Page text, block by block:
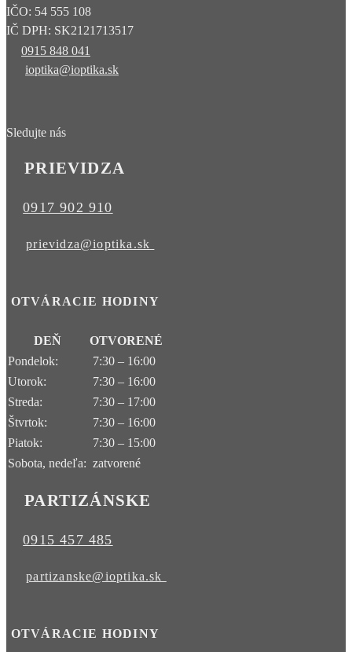
IČO: 54 555 108
IČ DPH: SK2121713517
0915 848 041
ioptika@ioptika.sk
Sledujte nás
PRIEVIDZA
0917 902 910
prievidza@ioptika.sk
OTVÁRACIE HODINY
DEŇ
OTVORENÉ
Pondelok:
7:30 – 16:00
Utorok:
7:30 – 16:00
Streda:
7:30 – 17:00
Štvrtok:
7:30 – 16:00
Piatok:
7:30 – 15:00
Sobota, nedeľa: zatvorené
PARTIZÁNSKE
0915 457 485
partizanske@ioptika.sk
OTVÁRACIE HODINY